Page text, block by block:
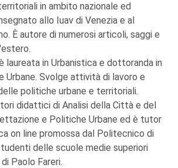
in ambito nazionale ed
allo Iuav di Venezia e al
È autore di numerosi articoli, saggi e
laureata in Urbanistica e dottoranda in
Svolge attività di lavoro e
politiche urbane e territoriali.
didattici di Analisi della Città e del
e Politiche Urbane ed è tutor
on line promossa dal Politecnico di
delle scuole medie superiori
Paolo Fareri.